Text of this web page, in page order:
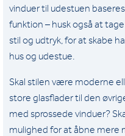
vinduer til udestuen
funktion – husk også at
stil og udtryk, for at skabe
hus og udestue.
Skal stilen være moderne
store glasflader til den
med sprossede vinduer?
mulighed for at åbne mere